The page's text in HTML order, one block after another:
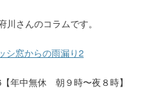
さんのコラムです。
シ窓からの雨漏り2
年中無休 朝９時〜夜８時】